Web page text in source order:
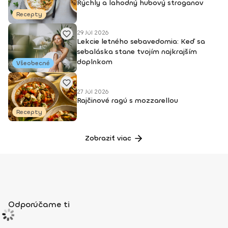
Recepty
Rýchly a lahodný hubový stroganov
Všeobecné
29 Júl 2026
Lekcie letného sebavedomia: Keď sa
sebaláska stane tvojím najkrajším
doplnkom
Recepty
27 Júl 2026
Rajčinové ragú s mozzarellou
Zobraziť viac
Odporúčame ti